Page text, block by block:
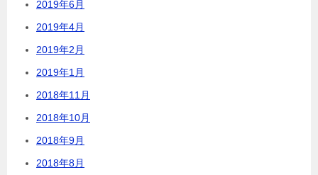
2019年6月
2019年4月
2019年2月
2019年1月
2018年11月
2018年10月
2018年9月
2018年8月